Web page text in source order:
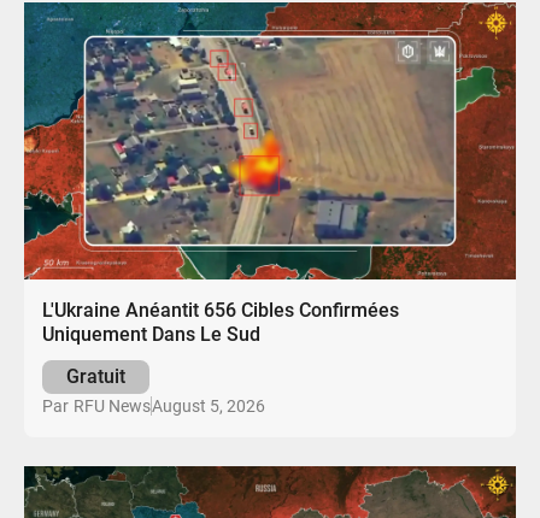
L'Ukraine Anéantit 656 Cibles Confirmées
Uniquement Dans Le Sud
Gratuit
Par RFU NewsAugust 5, 2026